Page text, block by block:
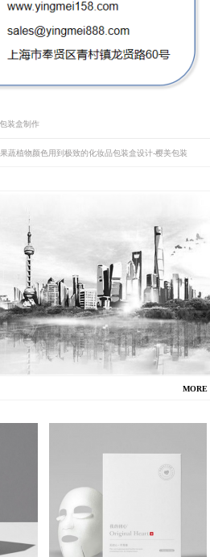
装盒制作
蔬植物颜色用到极致的化妆品包装盒设计-樱美包装
MORE